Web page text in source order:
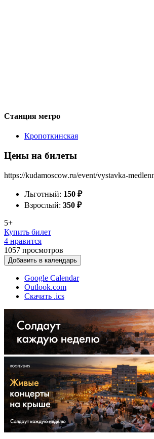
Станция метро
Кропоткинская
Цены на билеты
https://kudamoscow.ru/event/vystavka-
Льготный: 150 ₽
Взрослый: 350 ₽
5+
Купить билет
4 нравится
1057 просмотров
Добавить в календарь
Google Calendar
Outlook.com
Скачать .ics